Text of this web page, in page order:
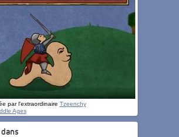
par l'extraordinaire Tzeenchy
Ages